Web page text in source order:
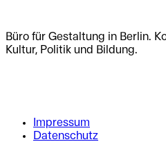
Büro für Gestaltung in Berlin.
Kultur, Politik und Bildung.
Impressum
Datenschutz